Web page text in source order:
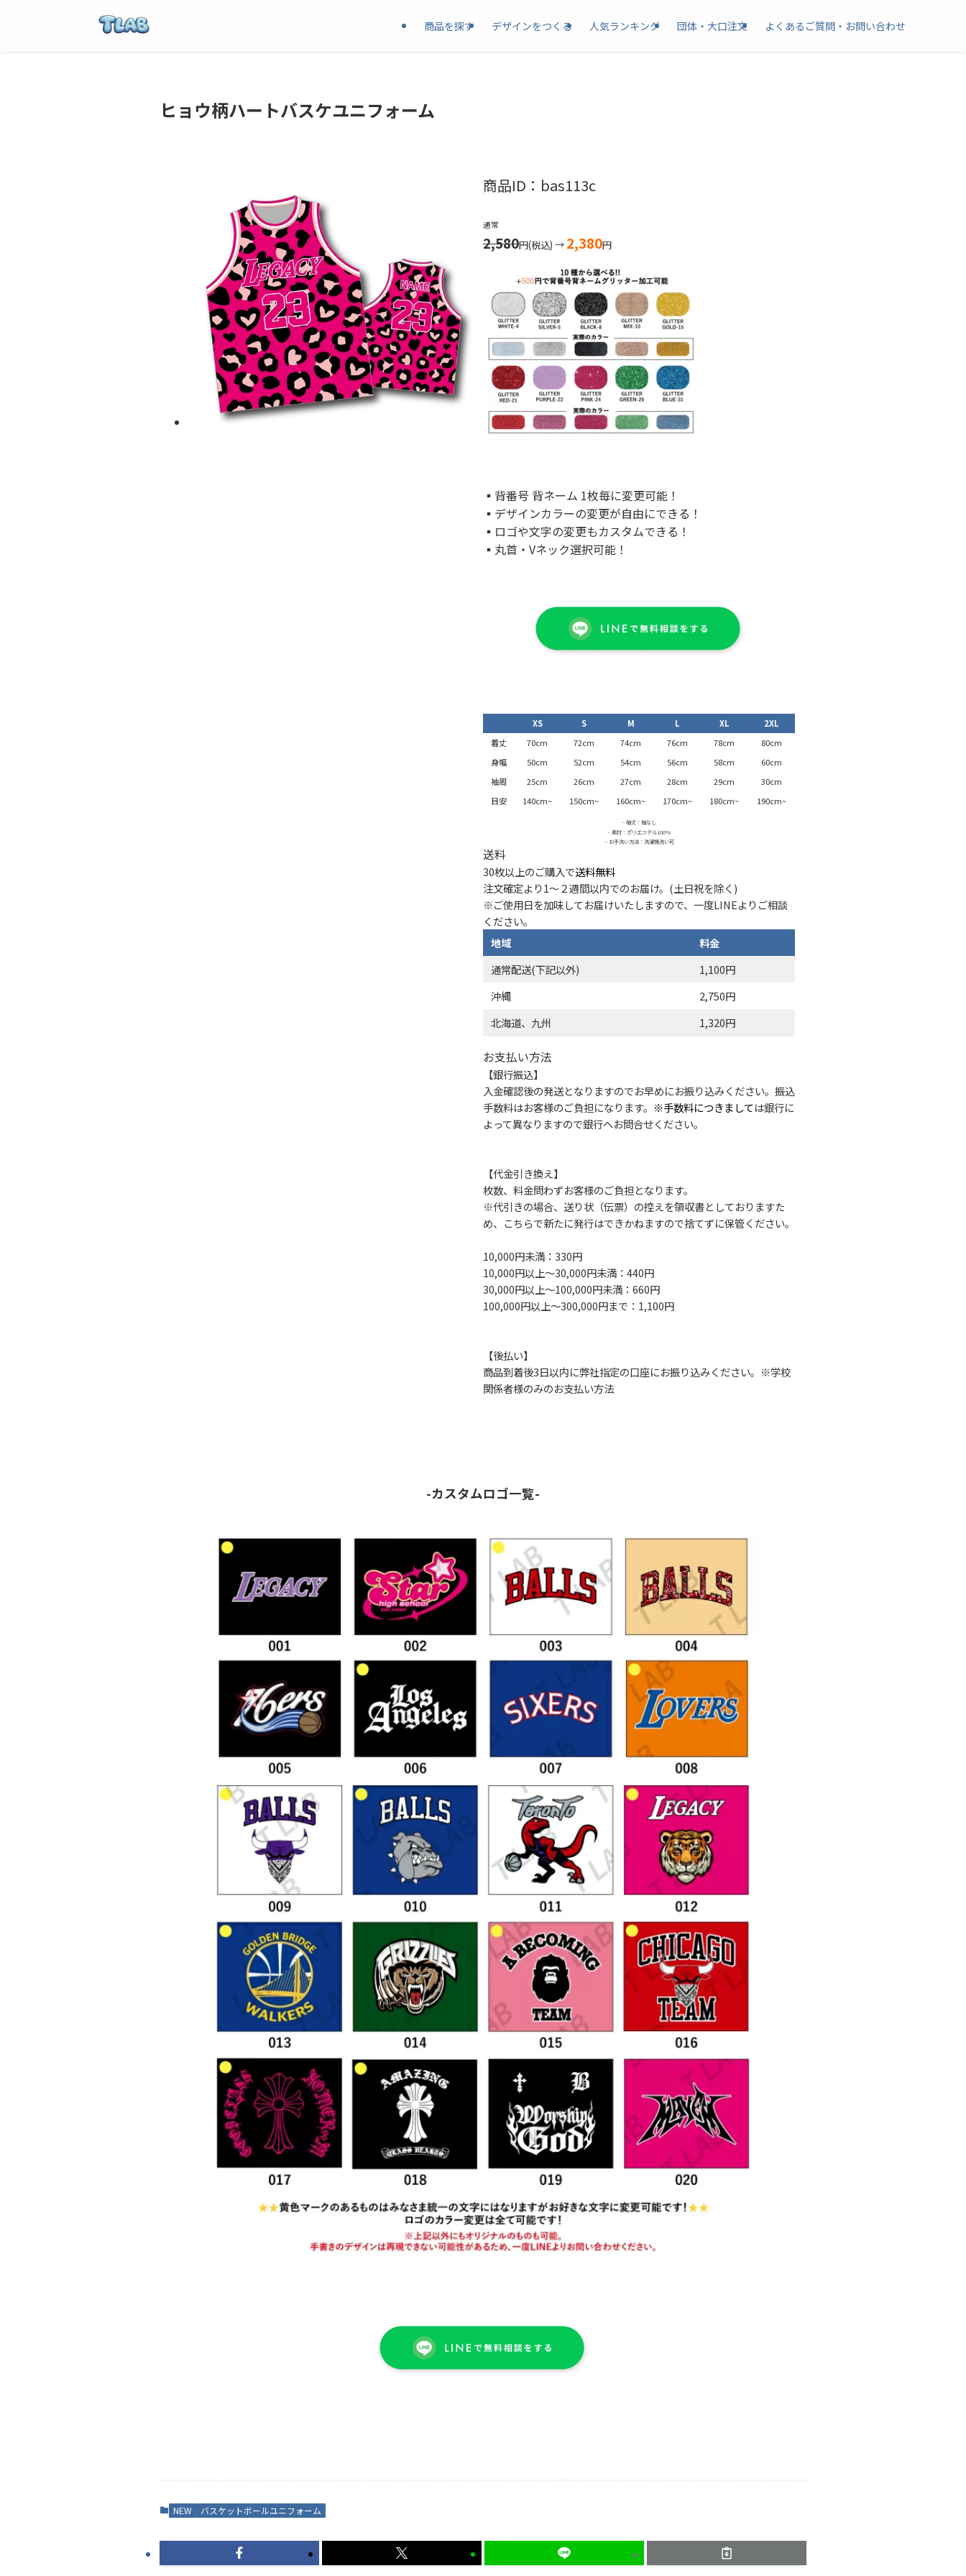
商品を探す デザインをつくる 人気ランキング 団体・大口注文 よくあるご質問・お問い合わせ
ヒョウ柄ハートバスケユニフォーム
商品ID：bas113c
通常
2,580円(税込) → 2,380円
▪背番号 背ネーム 1枚毎に変更可能！
▪デザインカラーの変更が自由にできる！
▪ロゴや文字の変更もカスタムできる！
▪丸首・Vネック選択可能！
XS S M L XL
2XL
着丈
70cm 72cm 74cm 76cm 78cm
80cm
身幅
50cm 52cm 54cm 56cm 58cm
60cm
袖周
25cm 26cm 27cm 28cm 29cm
30cm
目安
140cm~ 150cm~ 160cm~ 170cm~ 180cm~ 190cm~
– 袖丈：袖なし
– 素材：ポリエステル100%
– お手洗い方法：洗濯機洗い可
送料
30枚以上のご購入で送料無料
注文確定より1〜２週間以内でのお届け。(土日祝を除く)
※ご使用日を加味してお届けいたしますので、一度LINEよりご相談
ください。
地域
料金
通常配送(下記以外)
1,100円
沖縄
2,750円
北海道、九州
1,320円
お支払い方法
【銀行振込】
入金確認後の発送となりますのでお早めにお振り込みください。振込
手数料はお客様のご負担になります。 ※手数料につきましては銀行に
よって異なりますので銀行へお問合せください。
【代金引き換え】
枚数、料金問わずお客様のご負担となります。
※代引きの場合、送り状（伝票）の控えを領収書としておりますた
め、こちらで新たに発行はできかねますので捨てずに保管ください。
10,000円未満：330円
10,000円以上～30,000円未満：440円
30,000円以上～100,000円未満：660円
100,000円以上～300,000円まで：1,100円
【後払い】
商品到着後3日以内に弊社指定の口座にお振り込みください。※学校
関係者様のみのお支払い方法
-カスタムロゴ一覧-
NEW バスケットボールユニフォーム